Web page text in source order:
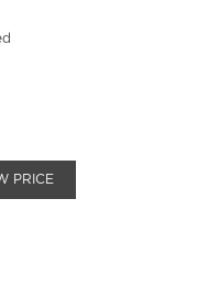
PRICE